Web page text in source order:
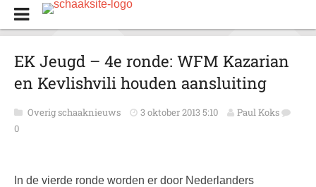
EK Jeugd – 4e ronde: WFM Kazarian
en Kevlishvili houden aansluiting
Overig schaaknieuws 3 oktober 2013 5:10
Paul Koks
0
In de vierde ronde worden er door Nederlanders